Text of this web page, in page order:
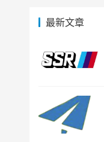
最新文章